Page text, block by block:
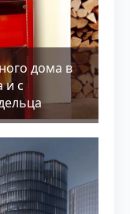
дома в
и с